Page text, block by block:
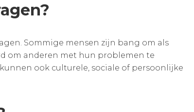
Sommige mensen zijn bang om als
om anderen met hun problemen te
ook culturele, sociale of persoonlijke